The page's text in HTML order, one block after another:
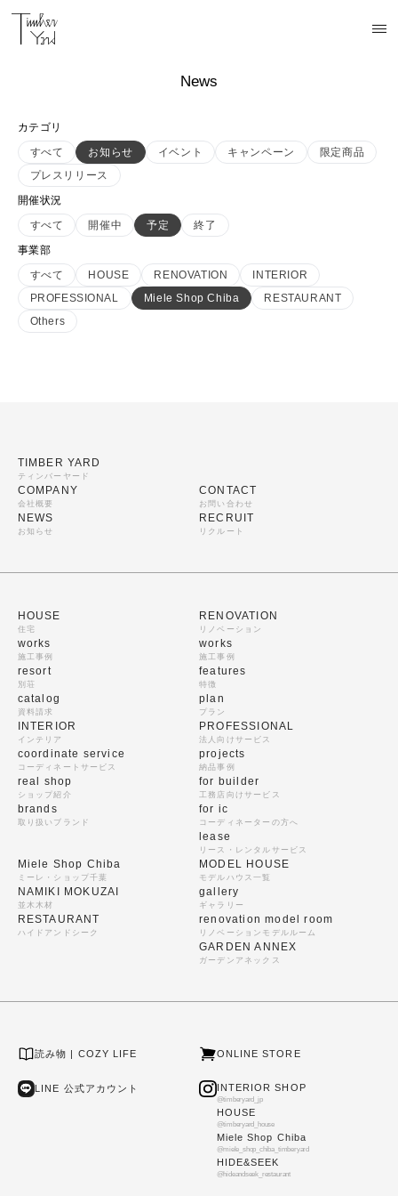
News
カテゴリ
すべて
お知らせ イベント キャンペーン
限定商品
プレスリリース
開催状況
すべて
開催中 予定
終了
事業部
すべて
HOUSE RENOVATION
INTERIOR
PROFESSIONAL
Miele Shop Chiba
RESTAURANT
Others
TIMBER YARD
ティンバーヤード
COMPANY
会社概要
NEWS
お知らせ
CONTACT
お問い合わせ
RECRUIT
リクルート
HOUSE
住宅
works
施工事例
resort
別荘
catalog
資料請求
RENOVATION
リノベーション
works
施工事例
features
特徴
plan
プラン
INTERIOR
インテリア
coordinate service
コーディネートサービス
real shop
ショップ紹介
brands
取り扱いブランド
PROFESSIONAL
法人向けサービス
projects
納品事例
for builder
工務店向けサービス
for ic
コーディネーターの方へ
lease
リース・レンタルサービス
Miele Shop Chiba
ミーレ・ショップ千葉
NAMIKI MOKUZAI
並木木材
RESTAURANT
ハイドアンドシーク
MODEL HOUSE
モデルハウス一覧
gallery
ギャラリー
renovation model room
リノベーションモデルルーム
GARDEN ANNEX
ガーデンアネックス
読み物 | COZY LIFE ONLINE STORE
LINE 公式アカウント INTERIOR SHOP
@timberyard_jp
HOUSE
@timberyard_house
Miele Shop Chiba
@miele_shop_chiba_timberyard
HIDE&SEEK
@hideandseek_restaurant